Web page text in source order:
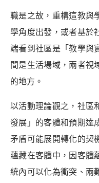
職是之故，重構這教與
學角度出發，或者基於
端看到社區是「教學與
間是生活場域，兩者視
的地方。
以活動理論觀之，社區
發展」的客體和預期達
矛盾可能展開轉化的契
蘊藏在客體中，因客體
統內可以化為衝突、兩